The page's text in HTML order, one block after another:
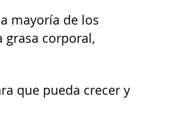
mayoría de los
grasa corporal,
que pueda crecer y